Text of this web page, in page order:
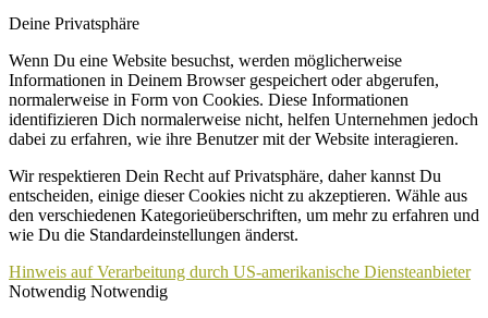
Deine Privatsphäre
Wenn Du eine Website besuchst, werden möglicherweise
Informationen in Deinem Browser gespeichert oder abgerufen,
normalerweise in Form von Cookies. Diese Informationen
identifizieren Dich normalerweise nicht, helfen Unternehmen jedoch
dabei zu erfahren, wie ihre Benutzer mit der Website interagieren.
Wir respektieren Dein Recht auf Privatsphäre, daher kannst Du
entscheiden, einige dieser Cookies nicht zu akzeptieren. Wähle aus
den verschiedenen Kategorieüberschriften, um mehr zu erfahren und
wie Du die Standardeinstellungen änderst.
Hinweis auf Verarbeitung durch US-amerikanische Diensteanbieter
Notwendig Notwendig